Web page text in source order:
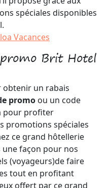
spéciales disponibles
Vacances
promo Brit Hotel
obtenir un rabais
promo ou un code
pour profiter
promotions spéciales
ce grand hôtellerie
façon pour nos
(voyageurs)de faire
tout en profitant
offert par ce grand